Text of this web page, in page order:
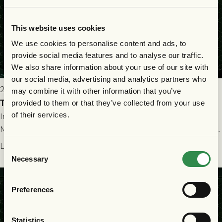
This website uses cookies
We use cookies to personalise content and ads, to
provide social media features and to analyse our traffic.
We also share information about your use of our site with
our social media, advertising and analytics partners who
may combine it with other information that you’ve
provided to them or that they’ve collected from your use
of their services.
Consent
Selection
Necessary
Preferences
Statistics
2026-07-22 19:00
Truppen till GAIS - FC Nordsjælland 23/7
Imorgon torsdag spelar GAIS herrar hemma mot FC
Nordsjælland på Gamla Ullevi med avspark kl 19.00! Fredrik
Holmberg och ledarstaben har tagit ut följande trupp till
matchen:
Läs mer